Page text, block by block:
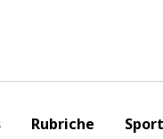
Rubriche